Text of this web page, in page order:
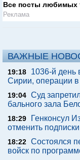
Все посты любимых
Реклама
ВАЖНЫЕ
19:18
1036-й день
Сирии, операции
19:04 Суд
бального зала
18:29
Генконсул
отменить
18:22 Состоялся
войск по